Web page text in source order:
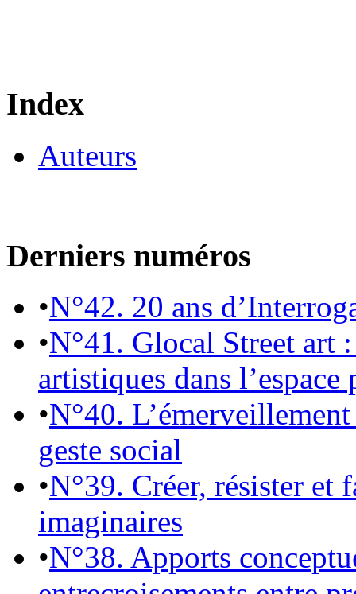
Index
Auteurs
Derniers numéros
•N°42. 20 ans
•N°41. Glocal Street art
artistiques dans l’espace
•N°40.
geste social
•N°39. Créer, résister et
imaginaires
•N°38. Apports